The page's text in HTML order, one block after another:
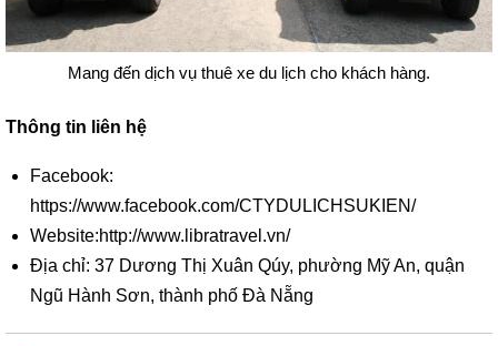
Mang đến dịch vụ thuê xe du lịch cho khách hàng.
Thông tin liên hệ
Facebook:
https://www.facebook.com/CTYDULICHSUKIEN/
Website:http://www.libratravel.vn/
Địa chỉ: 37 Dương Thị Xuân Qúy, phường Mỹ An, quận
Ngũ Hành Sơn, thành phố Đà Nẵng